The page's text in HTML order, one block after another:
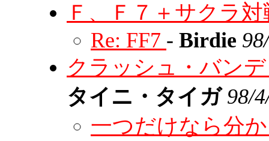
Ｆ、Ｆ７＋サクラ
Re: FF7 - Birdie
クラッシュ・バン
タイニ・タイガ 98/
一つだけなら分